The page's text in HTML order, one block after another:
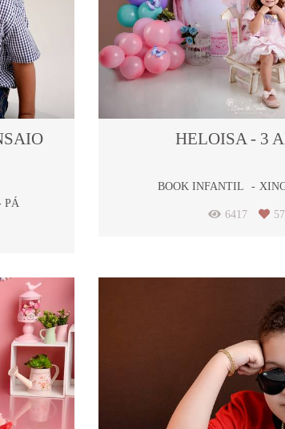
PÁ
HELOISA - 3
BOOK INFANTIL
6417 57